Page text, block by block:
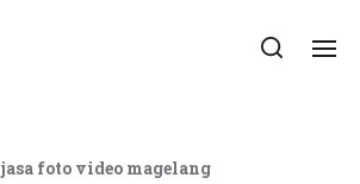
jasa foto video magelang